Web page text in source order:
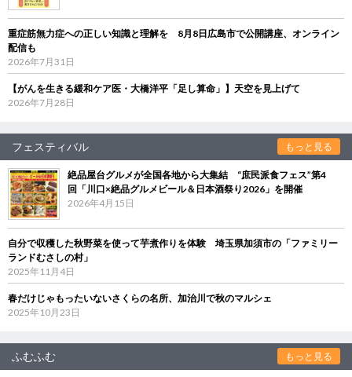
重症筋無力症への正しい知識と理解を 8月8日広島市で公開講座、オンライン
配信も
2026年7月31日
【がんを生きる緩和ケア医・大橋洋平「足し算命」】天空を見上げて
2026年7月28日
フェスティバル もっと見る
絶品屋台グルメが全国各地から大集結 “庶民派食フェス”第4
回「川口×絶品グルメビール＆日本酒祭り2026」を開催
2026年4月15日
自分で収穫した秋野菜を使って芋煮作りを体験 埼玉県加須市の「ファミリー
ランドむさしの村」
2025年11月4日
春だけじゃもったいないさくらの名所、加治川で秋のマルシェ
2025年10月23日
ふむふむ もっと見る